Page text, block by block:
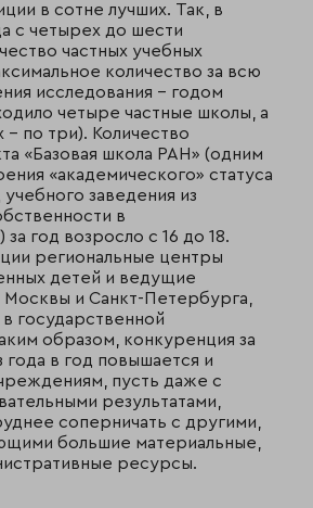
в сотне лучших. Так, в
с четырех до шести
частных учебных
количество за всю
исследования – годом
четыре частные школы, а
– по три). Количество
«Базовая школа РАН» (одним
«академического» статуса
заведения из
в
год возросло с 16 до 18.
региональные центры
детей и ведущие
и Санкт-Петербурга,
государственной
образом, конкуренция за
года в год повышается и
пусть даже с
результатами,
соперничать с другими,
большие материальные,
ресурсы.